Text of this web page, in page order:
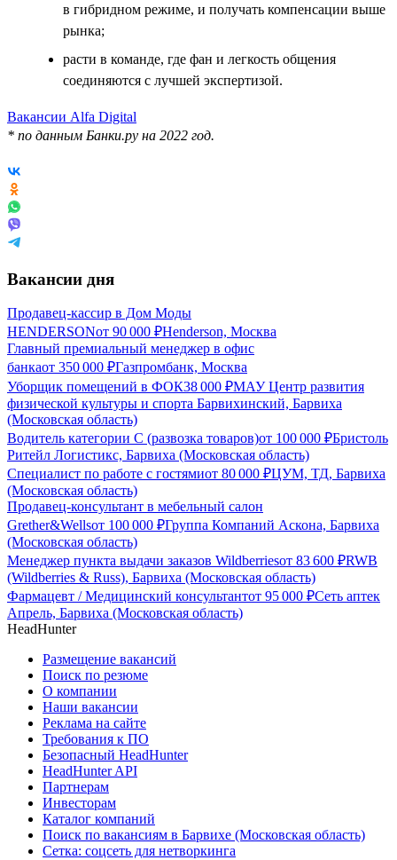
в гибридном режиме, и получать компенсации выше
рынка;
расти в команде, где фан и легкость общения
соединяются с лучшей экспертизой.
Вакансии Alfa Digital
* по данным Банки.ру на 2022 год.
Вакансии дня
Продавец-кассир в Дом Моды
HENDERSONот 90 000 ₽Henderson, Москва
Главный премиальный менеджер в офис
банкаот 350 000 ₽Газпромбанк, Москва
Уборщик помещений в ФОК38 000 ₽МАУ Центр развития
физической культуры и спорта Барвихинский, Барвиха
(Московская область)
Водитель категории С (развозка товаров)от 100 000 ₽Бристоль
Ритейл Логистикс, Барвиха (Московская область)
Специалист по работе с гостямиот 80 000 ₽ЦУМ, ТД, Барвиха
(Московская область)
Продавец-консультант в мебельный салон
Grether&Wellsот 100 000 ₽Группа Компаний Аскона, Барвиха
(Московская область)
Менеджер пункта выдачи заказов Wildberriesот 83 600 ₽RWB
(Wildberries & Russ), Барвиха (Московская область)
Фармацевт / Медицинский консультантот 95 000 ₽Сеть аптек
Апрель, Барвиха (Московская область)
HeadHunter
Размещение вакансий
Поиск по резюме
О компании
Наши вакансии
Реклама на сайте
Требования к ПО
Безопасный HeadHunter
HeadHunter API
Партнерам
Инвесторам
Каталог компаний
Поиск по вакансиям в Барвихе (Московская область)
Сетка: соцсеть для нетворкинга